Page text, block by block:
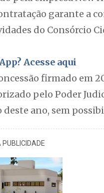
garante a
do Consórcio
Acesse aqui
firmado em
pelo Poder
ano, sem